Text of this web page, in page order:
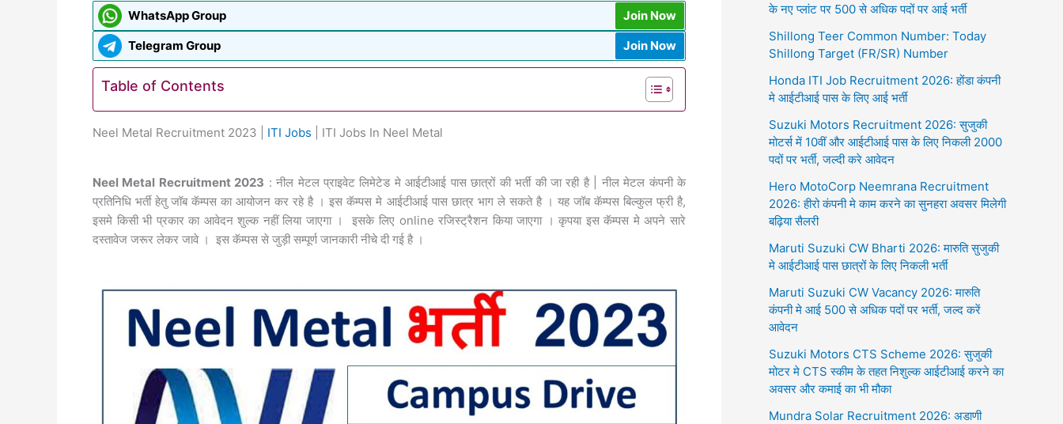
WhatsApp Group
Join Now
Telegram Group
Join Now
Table of Contents
Neel Metal Recruitment 2023 | ITI Jobs | ITI Jobs In Neel Metal
Neel Metal Recruitment 2023 : नील मेटल प्राइवेट लिमेटेड मे आईटीआई पास छात्रों की भर्ती की जा रही है | नील मेटल कंपनी के
प्रतिनिधि भर्ती हेतु जॉब कॅम्पस का आयोजन कर रहे है । इस कॅम्पस मे आईटीआई पास छात्र भाग ले सकते है । यह जॉब कॅम्पस बिल्कुल फ्री है,
इसमे किसी भी प्रकार का आवेदन शुल्क नहीं लिया जाएगा । इसके लिए online रजिस्ट्रैशन किया जाएगा । कृपया इस कॅम्पस मे अपने सारे
दस्तावेज जरूर लेकर जावे । इस कॅम्पस से जुड़ी सम्पूर्ण जानकारी नीचे दी गई है ।
के नए प्लांट पर 500 से अधिक पदों पर आई भर्ती
Shillong Teer Common Number: Today
Shillong Target (FR/SR) Number
Honda ITI Job Recruitment 2026: होंडा कंपनी
मे आईटीआई पास के लिए आई भर्ती
Suzuki Motors Recruitment 2026: सुजुकी
मोटर्स में 10वीं और आईटीआई पास के लिए निकली 2000
पदों पर भर्ती, जल्दी करे आवेदन
Hero MotoCorp Neemrana Recruitment
2026: हीरो कंपनी मे काम करने का सुनहरा अवसर मिलेगी
बढ़िया सैलरी
Maruti Suzuki CW Bharti 2026: मारुति सुजुकी
मे आईटीआई पास छात्रों के लिए निकली भर्ती
Maruti Suzuki CW Vacancy 2026: मारुति
कंपनी मे आई 500 से अधिक पदों पर भर्ती, जल्द करें
आवेदन
Suzuki Motors CTS Scheme 2026: सुजुकी
मोटर मे CTS स्कीम के तहत निशुल्क आईटीआई करने का
अवसर और कमाई का भी मौका
Mundra Solar Recruitment 2026: अडाणी